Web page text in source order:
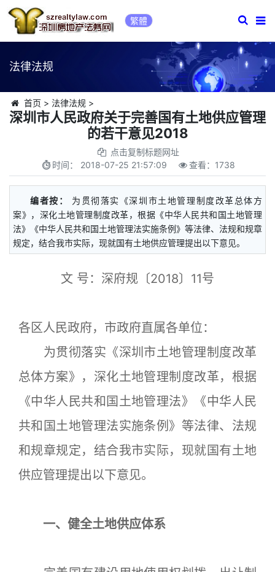
繁體
法律法规
首页 > 法律法规 >
深圳市人民政府关于完善国有土地供应管理
的若干意见2018
点击复制标题网址
时间： 2018-07-25 21:57:09 查看： 1738
编者按：
为贯彻落实《深圳市土地管理制度改革总体方
案》，深化土地管理制度改革，根据《中华人民共和国土地管理
法》《中华人民共和国土地管理法实施条例》等法律、法规和规章
规定，结合我市实际，现就国有土地供应管理提出以下意见。
文 号：深府规〔2018〕11号
各区人民政府，市政府直属各单位：
为贯彻落实《深圳市土地管理制度改革
总体方案》，深化土地管理制度改革，根据
《中华人民共和国土地管理法》《中华人民
共和国土地管理法实施条例》等法律、法规
和规章规定，结合我市实际，现就国有土地
供应管理提出以下意见。
一、健全土地供应体系